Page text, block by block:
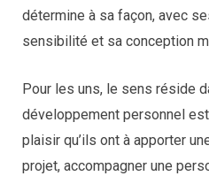
détermine à sa façon, avec
sensibilité et sa conception
Pour les uns, le sens réside
développement personnel
plaisir qu’ils ont à apporter
projet, accompagner une